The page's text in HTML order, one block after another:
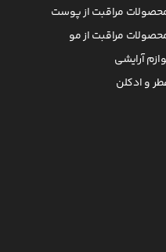
مراقبت از پوست
مراقبت از مو
آرایشی
و ادکلن